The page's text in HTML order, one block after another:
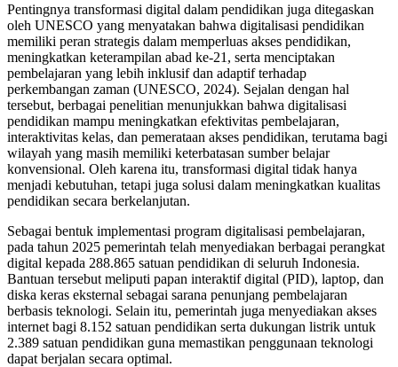
Pentingnya transformasi digital dalam pendidikan juga ditegaskan
oleh UNESCO yang menyatakan bahwa digitalisasi pendidikan
memiliki peran strategis dalam memperluas akses pendidikan,
meningkatkan keterampilan abad ke-21, serta menciptakan
pembelajaran yang lebih inklusif dan adaptif terhadap
perkembangan zaman (UNESCO, 2024). Sejalan dengan hal
tersebut, berbagai penelitian menunjukkan bahwa digitalisasi
pendidikan mampu meningkatkan efektivitas pembelajaran,
interaktivitas kelas, dan pemerataan akses pendidikan, terutama bagi
wilayah yang masih memiliki keterbatasan sumber belajar
konvensional. Oleh karena itu, transformasi digital tidak hanya
menjadi kebutuhan, tetapi juga solusi dalam meningkatkan kualitas
pendidikan secara berkelanjutan.
Sebagai bentuk implementasi program digitalisasi pembelajaran,
pada tahun 2025 pemerintah telah menyediakan berbagai perangkat
digital kepada 288.865 satuan pendidikan di seluruh Indonesia.
Bantuan tersebut meliputi papan interaktif digital (PID), laptop, dan
diska keras eksternal sebagai sarana penunjang pembelajaran
berbasis teknologi. Selain itu, pemerintah juga menyediakan akses
internet bagi 8.152 satuan pendidikan serta dukungan listrik untuk
2.389 satuan pendidikan guna memastikan penggunaan teknologi
dapat berjalan secara optimal.